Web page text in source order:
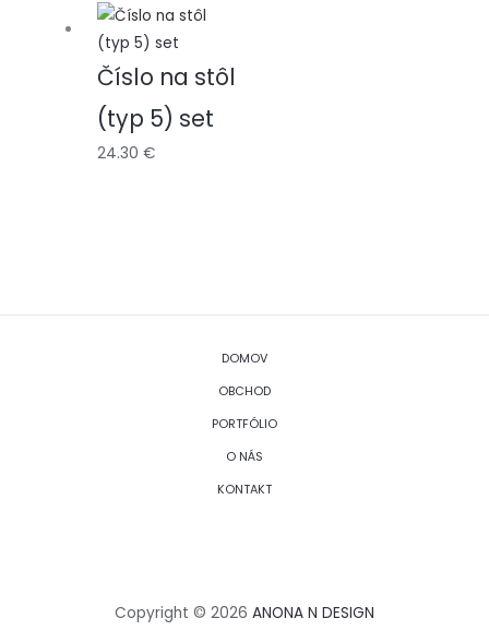
Číslo na stôl
(typ 5) set
24.30€
DOMOV
OBCHOD
PORTFÓLIO
O NÁS
KONTAKT
Copyright © 2026 ANONA N DESIGN